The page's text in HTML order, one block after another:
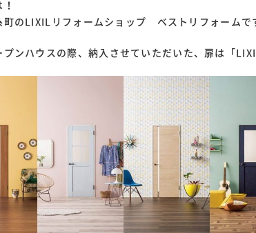
町のLIXILリフォームショップ ベストリフォームで
プンハウスの際、納入させていただいた、扉は「